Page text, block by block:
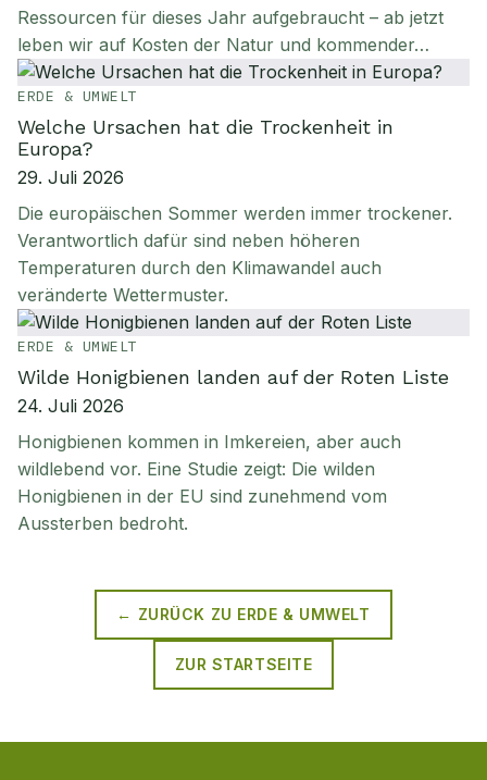
Ressourcen für dieses Jahr aufgebraucht – ab jetzt
leben wir auf Kosten der Natur und kommender…
ERDE & UMWELT
Welche Ursachen hat die Trockenheit in
Europa?
29. Juli 2026
Die europäischen Sommer werden immer trockener.
Verantwortlich dafür sind neben höheren
Temperaturen durch den Klimawandel auch
veränderte Wettermuster.
ERDE & UMWELT
Wilde Honigbienen landen auf der Roten Liste
24. Juli 2026
Honigbienen kommen in Imkereien, aber auch
wildlebend vor. Eine Studie zeigt: Die wilden
Honigbienen in der EU sind zunehmend vom
Aussterben bedroht.
← ZURÜCK ZU ERDE & UMWELT
ZUR STARTSEITE